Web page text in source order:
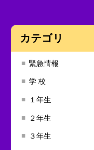
カテゴリ
緊急情報
学 校
１年生
２年生
３年生